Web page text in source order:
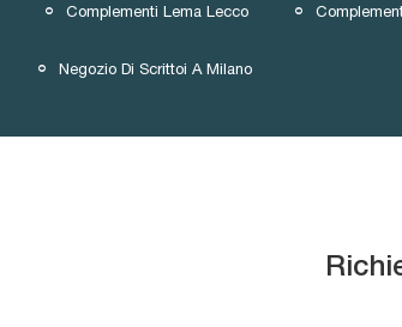
Complementi Lema Lecco
Negozio Di Scrittoi A Milano